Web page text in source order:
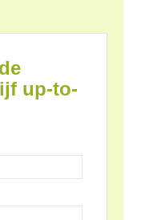
up-to-